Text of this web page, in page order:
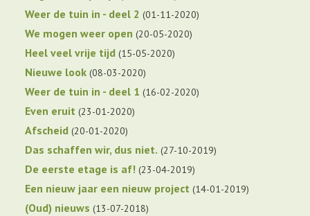
Weer de tuin in - deel 2 01-11-2020
We mogen weer open 20-05-2020
Heel veel vrije tijd 15-05-2020
Nieuwe look 08-03-2020
Weer de tuin in - deel 1 16-02-2020
Even eruit 23-01-2020
Afscheid 20-01-2020
Das schaffen wir, dus niet. 27-10-2019
De eerste etage is af! 23-04-2019
Een nieuw jaar een nieuw project 14-01-2019
(Oud) nieuws 13-07-2018